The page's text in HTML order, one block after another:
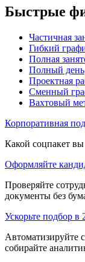
Быстрые
Частичная
Гибкий
Полная
Полный день
Проектная
Сменный
Вахтовый
Корпоративная
Какой соцпакет
Оформляйте
Проверяйте
документы без
Ускорьте подбор в
Автоматизируйте
собирайте